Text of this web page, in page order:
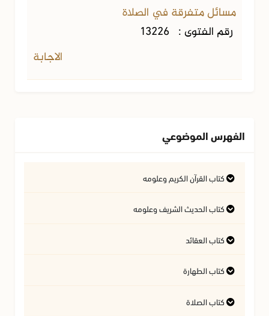
مسائل متفرقة في الصلاة
رقم الفتوى : 13226
الاجابة
الفهرس الموضوعي
كتاب القرآن الكريم وعلومه
التفسير وعلوم القرآن
فتاوى متعلقة بالقرآن الكريم
آداب تلاوة القرآن الكريم
كتاب الحديث الشريف وعلومه
فتاوى متعلقة بالحديث الشريف
أسئلة في السيرة النبوية
كتاب العقائد
المسائل المتعلقة بالعقيدة
كتاب الطهارة
أحكام المياه
كتاب الصلاة